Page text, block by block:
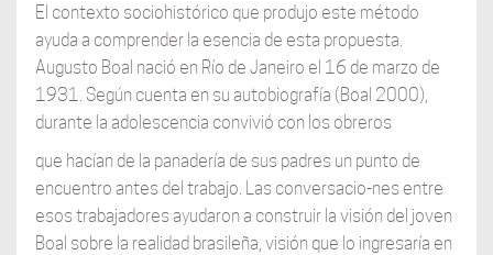
El contexto sociohistórico que produjo este método
ayuda a comprender la esencia de esta propuesta.
Augusto Boal nació en Río de Janeiro el 16 de marzo de
1931. Según cuenta en su autobiografía (Boal 2000),
durante la adolescencia convivió con los obreros
que hacían de la panadería de sus padres un punto de
encuentro antes del trabajo. Las conversacio-nes entre
esos trabajadores ayudaron a construir la visión del joven
Boal sobre la realidad brasileña, visión que lo ingresaría en